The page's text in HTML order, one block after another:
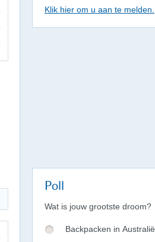
Klik hier om u aan te melden.
Poll
Wat is jouw grootste droom?
Backpacken in Australië